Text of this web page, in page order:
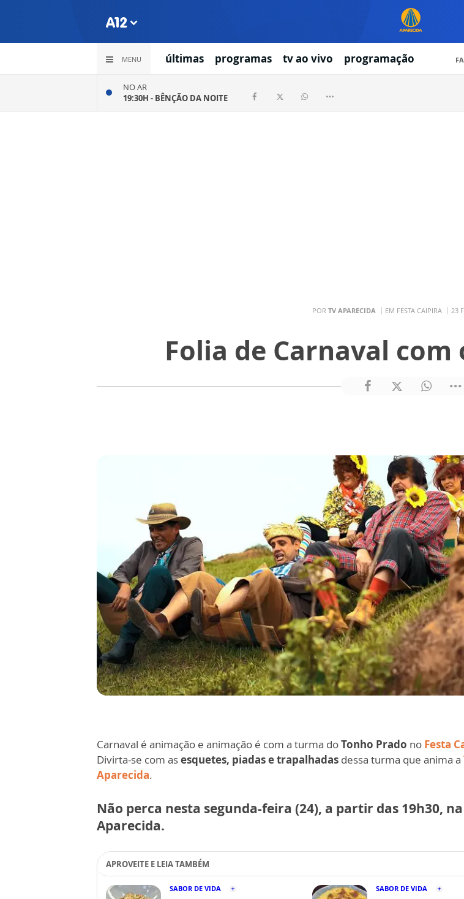
MENU últimas programas tv ao vivo programação
NO AR
19:30H - BÊNÇÃO DA NOITE
POR TV APARECIDA EM FESTA CAIPIRA 23
Folia de Carnaval com
Carnaval é animação e animação é com a turma doTonho Prado no Festa
Divirta-se com asesquetes, piadas e trapalhadas dessa turma que anima a
Aparecida.
Não perca nesta segunda-feira (24), a partir das 19h30, na
Aparecida.
APROVEITE E LEIA TAMBÉM
SABOR DE VIDA SABOR DE VIDA